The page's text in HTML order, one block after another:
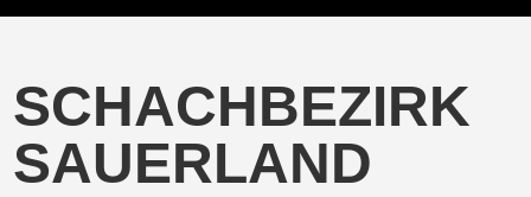
SCHACHBEZIRK
SAUERLAND